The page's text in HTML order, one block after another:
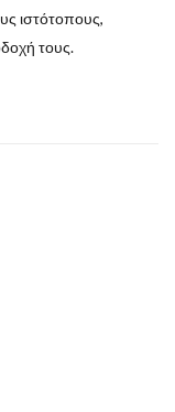
ιστότοπους,
τους.